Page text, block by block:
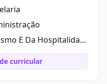
Fundamentos Do Turismo E Da Hospitalidade
curricular